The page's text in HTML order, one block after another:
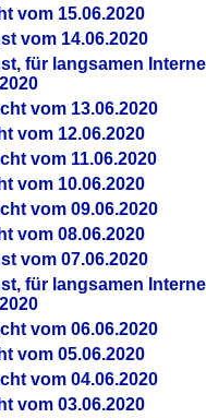
vom 15.06.2020
vom 14.06.2020
für langsamen
vom 13.06.2020
vom 12.06.2020
vom 11.06.2020
vom 10.06.2020
vom 09.06.2020
vom 08.06.2020
vom 07.06.2020
für langsamen
vom 06.06.2020
vom 05.06.2020
vom 04.06.2020
vom 03.06.2020